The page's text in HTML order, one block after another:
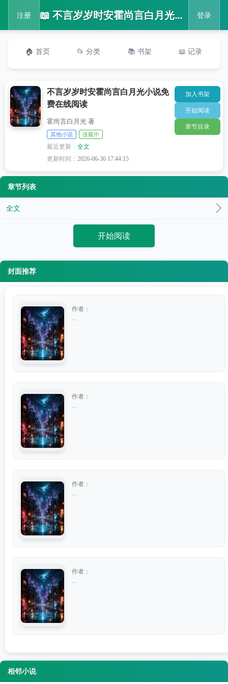
注册 📖 不言岁岁时安霍尚言白月光小说免费在线阅读 登录
🏠 首页 📂 分类 📚 书架 📖 记录
不言岁岁时安霍尚言白月光小说免
费在线阅读
霍尚言白月光 著
其他小说 连载中
最近更新：全文
更新时间：2026-06-30 17:44:15
加入书架
开始阅读
章节目录
章节列表
全文
开始阅读
封面推荐
作者：
作者：
作者：
作者：
相邻小说